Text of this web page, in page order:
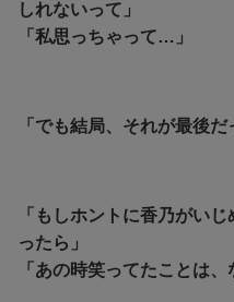
しれないって」
「私思っちゃって…」
「でも結局、それが最後だ
「もしホントに香乃がい
ったら」
「あの時笑ってたことは